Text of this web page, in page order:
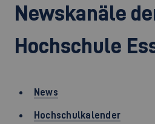
Newskanäle
Hochschule
News
Hochschulkalender